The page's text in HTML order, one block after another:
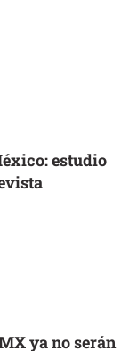
estudio
ya no serán